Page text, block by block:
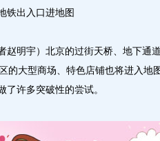
出入口进地图
明宇）北京的过街天桥、地下通道
的大型商场、特色店铺也将进入地
了许多突破性的尝试。